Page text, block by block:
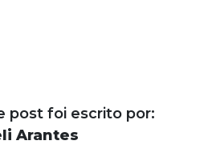
post foi escrito por:
Arantes